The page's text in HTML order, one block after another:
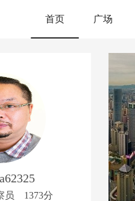
首页 广场
员 1373分